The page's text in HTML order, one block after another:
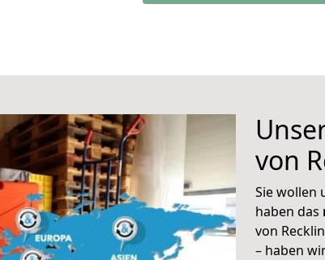
von
Sie wollen
haben das
von
– haben